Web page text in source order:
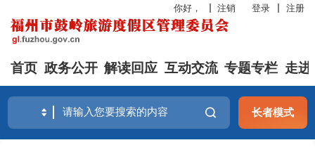
你好， 注销 登录 注册
首页 政务公开 解读回应 互动交流 专题专栏 走进
长者模式